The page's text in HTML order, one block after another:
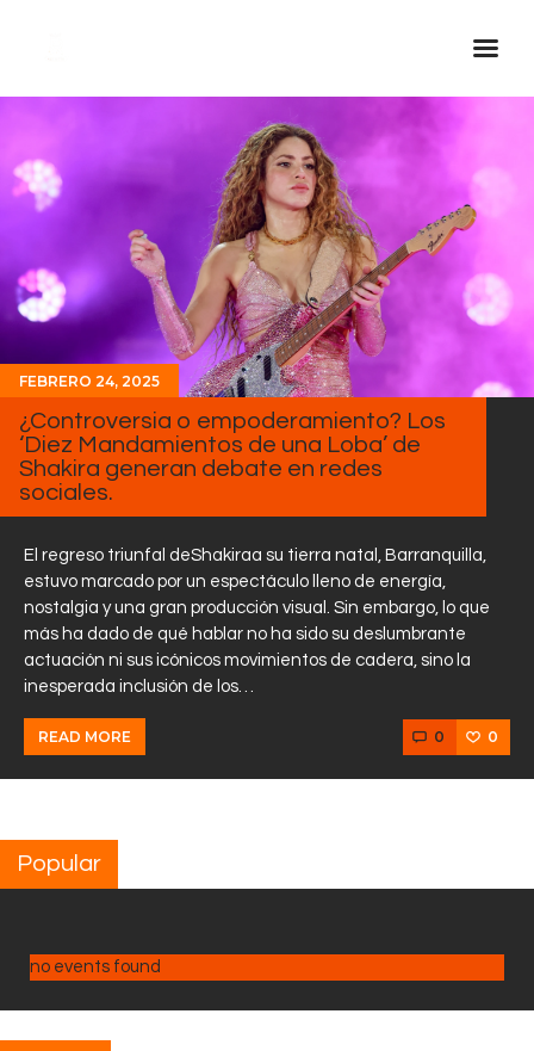
Inicio Real FM
Streaming
En Vivo
Descarga La APP
Programas
Noticias
Equipo
Sobre Nosotros
Contactos
FEBRERO 24, 2025
¿Controversia o empoderamiento? Los
‘Diez Mandamientos de una Loba’ de
Shakira generan debate en redes
sociales.
El regreso triunfal deShakiraa su tierra natal, Barranquilla,
estuvo marcado por un espectáculo lleno de energía,
nostalgia y una gran producción visual. Sin embargo, lo que
más ha dado de qué hablar no ha sido su deslumbrante
actuación ni sus icónicos movimientos de cadera, sino la
inesperada inclusión de los…
READ MORE 0 0
Popular
no events found